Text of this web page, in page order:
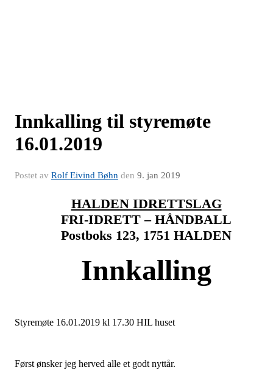
Innkalling til styremøte
16.01.2019
Postet av Rolf Eivind Bøhn den 9. jan 2019
HALDEN IDRETTSLAG
FRI-IDRETT – HÅNDBALL
Postboks 123, 1751 HALDEN
Innkalling
Styremøte 16.01.2019 kl 17.30 HIL huset
Først ønsker jeg herved alle et godt nyttår.